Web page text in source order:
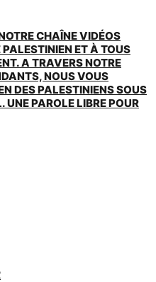
CHAÎNE VIDÉOS
ET À TOUS
A TRAVERS NOTRE
NOUS VOUS
DES PALESTINIENS SOUS
UNE PAROLE LIBRE POUR